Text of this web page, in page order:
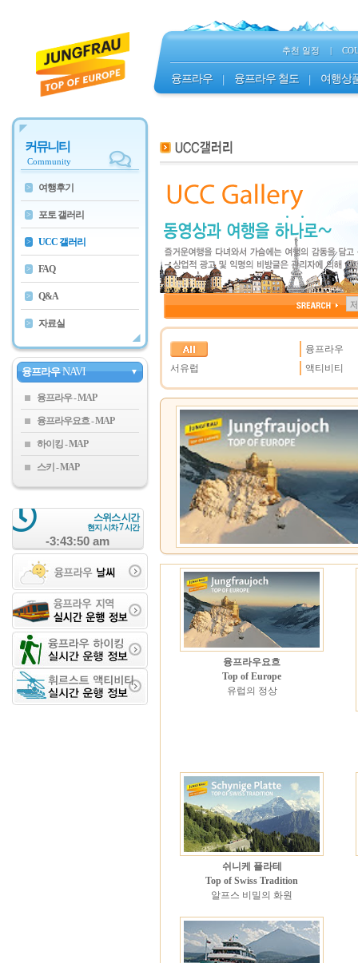
추천 일정 |
융프라우 융프라우 철도 여행상
커뮤니티
Community
> 여행후기
> 포토 갤러리
> UCC 갤러리
> FAQ
> Q&A
> 자료실
융프라우 NAVI ▼
융프라우
융프라우요흐
하이킹
스키
스위스 시간
현지 시차7시간
-3:43:50 am
융프라우
서유럽
액티비티
융프라우요흐
Top of Europe
유럽의 정상
쉬니케 플라테
Top of Swiss Tradition
알프스 비밀의 화원